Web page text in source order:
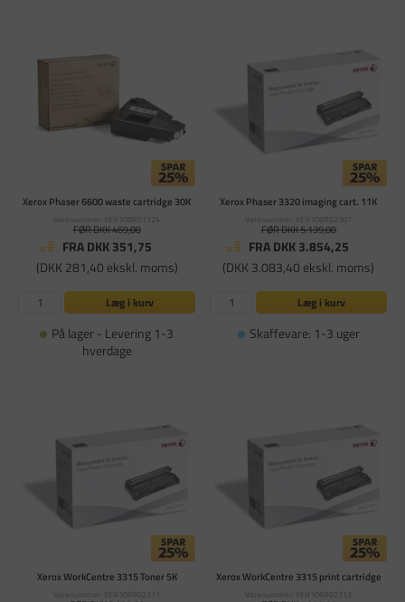
Xerox Phaser 6600 waste cartridge 30K
Varenummer: XER108R01124
FØR DKK 469,00
FRA DKK 351,75
(DKK 281,40 ekskl. moms)
Læg i kurv
På lager - Levering 1-3
hverdage
Xerox Phaser 3320 imaging cart. 11K
Varenummer: XER106R02307
FØR DKK 5.139,00
FRA DKK 3.854,25
(DKK 3.083,40 ekskl. moms)
Læg i kurv
Skaffevare: 1-3 uger
Xerox WorkCentre 3315 Toner 5K
Varenummer: XER106R02311
Xerox WorkCentre 3315 print cartridge
Varenummer: XER106R02313